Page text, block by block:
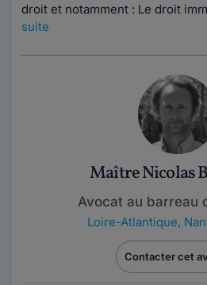
droit et notamment : Le droit
suite
Maître Nicolas
Avocat au barreau
Loire-Atlantique,
Contacter cet